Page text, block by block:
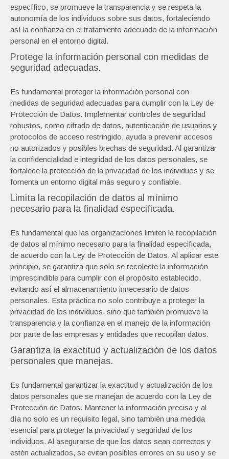
específico, se promueve la transparencia y se respeta la
autonomía de los individuos sobre sus datos, fortaleciendo
así la confianza en el tratamiento adecuado de la información
personal en el entorno digital.
Protege la información personal con medidas de
seguridad adecuadas.
Es fundamental proteger la información personal con
medidas de seguridad adecuadas para cumplir con la Ley de
Protección de Datos. Implementar controles de seguridad
robustos, como cifrado de datos, autenticación de usuarios y
protocolos de acceso restringido, ayuda a prevenir accesos
no autorizados y posibles brechas de seguridad. Al garantizar
la confidencialidad e integridad de los datos personales, se
fortalece la protección de la privacidad de los individuos y se
fomenta un entorno digital más seguro y confiable.
Limita la recopilación de datos al mínimo
necesario para la finalidad especificada.
Es fundamental que las organizaciones limiten la recopilación
de datos al mínimo necesario para la finalidad especificada,
de acuerdo con la Ley de Protección de Datos. Al aplicar este
principio, se garantiza que solo se recolecte la información
imprescindible para cumplir con el propósito establecido,
evitando así el almacenamiento innecesario de datos
personales. Esta práctica no solo contribuye a proteger la
privacidad de los individuos, sino que también promueve la
transparencia y la confianza en el manejo de la información
por parte de las empresas y entidades que recopilan datos.
Garantiza la exactitud y actualización de los datos
personales que manejas.
Es fundamental garantizar la exactitud y actualización de los
datos personales que se manejan de acuerdo con la Ley de
Protección de Datos. Mantener la información precisa y al
día no solo es un requisito legal, sino también una medida
esencial para proteger la privacidad y seguridad de los
individuos. Al asegurarse de que los datos sean correctos y
estén actualizados, se evitan posibles errores en su uso y se